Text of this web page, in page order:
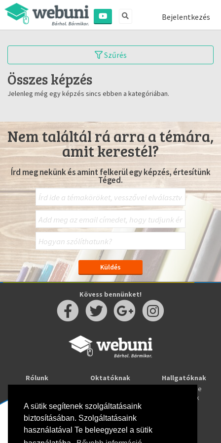
A sütik segítenek szolgáltatásaink
biztosításában. Szolgáltatásaink
használatával Te beleegyezel a sütik
Bejelentkezés
Szűrés
Összes képzés
Jelenleg még egy képzés sincs ebben a kategóriában.
Nem találtál rá arra a témára,
amit kerestél?
Írd meg nekünk és amint felkerül egy képzés, értesítünk
Téged.
Kövess bennünket!
Rólunk
Oktatóknak
Webuni Stúdió
Hallgatóknak
Tanulj online
Képzések
Info
Adatkezelési tájékoztató
ÁSZF